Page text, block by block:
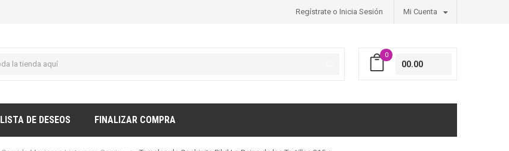
Regístrate o Inicia Sesión Mi Cuenta
0
00.00
LISTA DE DESEOS FINALIZAR COMPRA